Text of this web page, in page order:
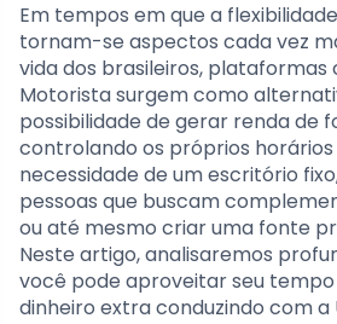
Em tempos em que a
tornam-se aspectos cada vez
vida dos brasileiros, plataformas
Motorista surgem como
possibilidade de gerar renda de
controlando os próprios horários
necessidade de um escritório
pessoas que buscam
ou até mesmo criar uma fonte
Neste artigo, analisaremos
você pode aproveitar seu
dinheiro extra conduzindo com a